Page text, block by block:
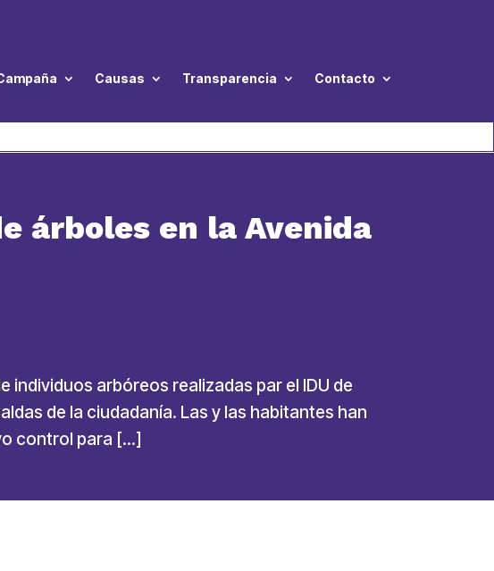
Causas Transparencia Contacto
árboles en la Avenida
individuos arbóreos realizadas par el IDU de
de la ciudadanía. Las y las habitantes han
control para […]